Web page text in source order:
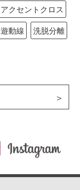
アクセントクロス
動線
洗脱分離